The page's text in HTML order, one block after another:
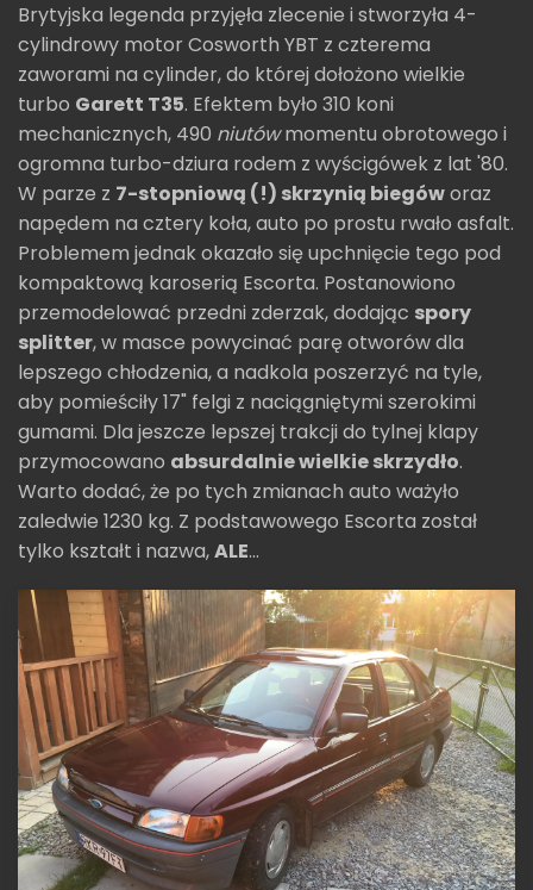
Brytyjska legenda przyjęła zlecenie i stworzyła 4-
cylindrowy motor Cosworth YBT z czterema
zaworami na cylinder, do której dołożono wielkie
turbo Garett T35. Efektem było 310 koni
mechanicznych, 490 niutówmomentu obrotowego i
ogromna turbo-dziura rodem z wyścigówek z lat '80.
W parze z 7-stopniową (!) skrzynią biegóworaz
napędem na cztery koła, auto po prostu rwało asfalt.
Problemem jednak okazało się upchnięcie tego pod
kompaktową karoserią Escorta. Postanowiono
przemodelować przedni zderzak, dodając spory
splitter, w masce powycinać parę otworów dla
lepszego chłodzenia, a nadkola poszerzyć na tyle,
aby pomieściły 17" felgi z naciągniętymi szerokimi
gumami. Dla jeszcze lepszej trakcji do tylnej klapy
przymocowano absurdalnie wielkie skrzydło.
Warto dodać, że po tych zmianach auto ważyło
zaledwie 1230 kg. Z podstawowego Escorta został
tylko kształt i nazwa,ALE...